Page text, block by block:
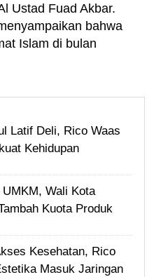
Ustad Fuad Akbar.
bahwa
Islam di bulan
Latif Deli, Rico Waas
Kehidupan
Wali Kota
Kuota Produk
Kesehatan, Rico
Masuk Jaringan